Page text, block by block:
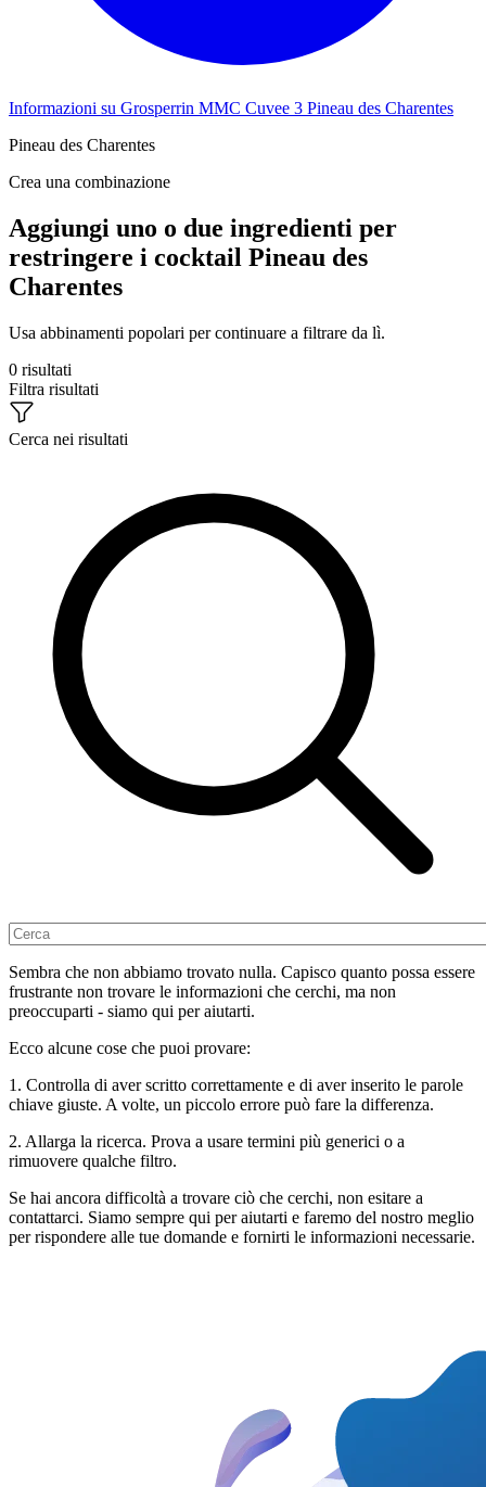
Informazioni su Grosperrin MMC Cuvee 3 Pineau des Charentes
Pineau des Charentes
Crea una combinazione
Aggiungi uno o due ingredienti per
restringere i cocktail Pineau des
Charentes
Usa abbinamenti popolari per continuare a filtrare da lì.
0 risultati
Filtra risultati
Cerca nei risultati
Sembra che non abbiamo trovato nulla. Capisco quanto possa essere
frustrante non trovare le informazioni che cerchi, ma non
preoccuparti - siamo qui per aiutarti.
Ecco alcune cose che puoi provare:
1. Controlla di aver scritto correttamente e di aver inserito le parole
chiave giuste. A volte, un piccolo errore può fare la differenza.
2. Allarga la ricerca. Prova a usare termini più generici o a
rimuovere qualche filtro.
Se hai ancora difficoltà a trovare ciò che cerchi, non esitare a
contattarci. Siamo sempre qui per aiutarti e faremo del nostro meglio
per rispondere alle tue domande e fornirti le informazioni necessarie.